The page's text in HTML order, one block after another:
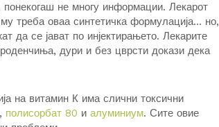
не многу информации. Лекарот
треба оваа синтетичка формулација… но,
да се јават по инјектирањето. Лекарите
дури и без цврсти докази дека
на витамин К има слични токсични
полисорбат 80 и алуминиум. Сите овие